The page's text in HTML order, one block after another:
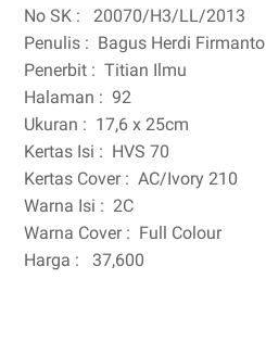
No SK :
20070/H3/LL/2013
Penulis : Bagus Herdi Firmanto
Penerbit : Titian Ilmu
Halaman : 92
Ukuran : 17,6 x 25cm
Kertas Isi : HVS 70
Kertas Cover : AC/Ivory 210
Warna Isi : 2C
Warna Cover : Full Colour
Harga :
37,600